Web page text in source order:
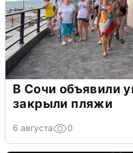
В Сочи объявили
закрыли пляжи
6 августа 0